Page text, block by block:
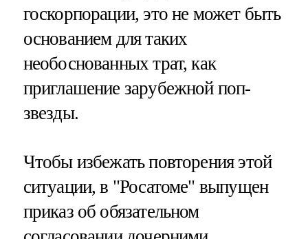
госкорпорации, это не может быть
основанием для таких
необоснованных трат, как
приглашение зарубежной поп-
звезды.
Чтобы избежать повторения этой
ситуации, в "Росатоме" выпущен
приказ об обязательном